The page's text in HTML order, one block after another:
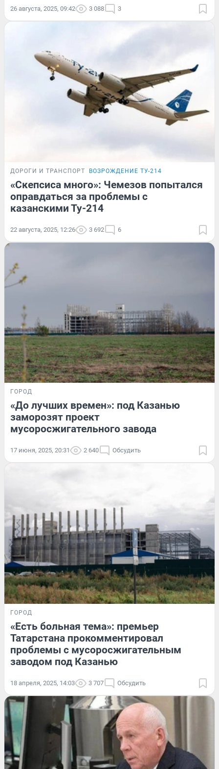
26 августа, 2025, 09:42 3 088 3
ДОРОГИ И ТРАНСПОРТ ВОЗРОЖДЕНИЕ ТУ-214
«Скепсиса много»: Чемезов попытался
оправдаться за проблемы с
казанскими Ту-214
22 августа, 2025, 12:26 3 692 6
ГОРОД
«До лучших времен»: под Казанью
заморозят проект
мусоросжигательного завода
17 июня, 2025, 20:31 2 640 Обсудить
ГОРОД
«Есть больная тема»: премьер
Татарстана прокомментировал
проблемы с мусоросжигательным
заводом под Казанью
18 апреля, 2025, 14:03 3 707 Обсудить